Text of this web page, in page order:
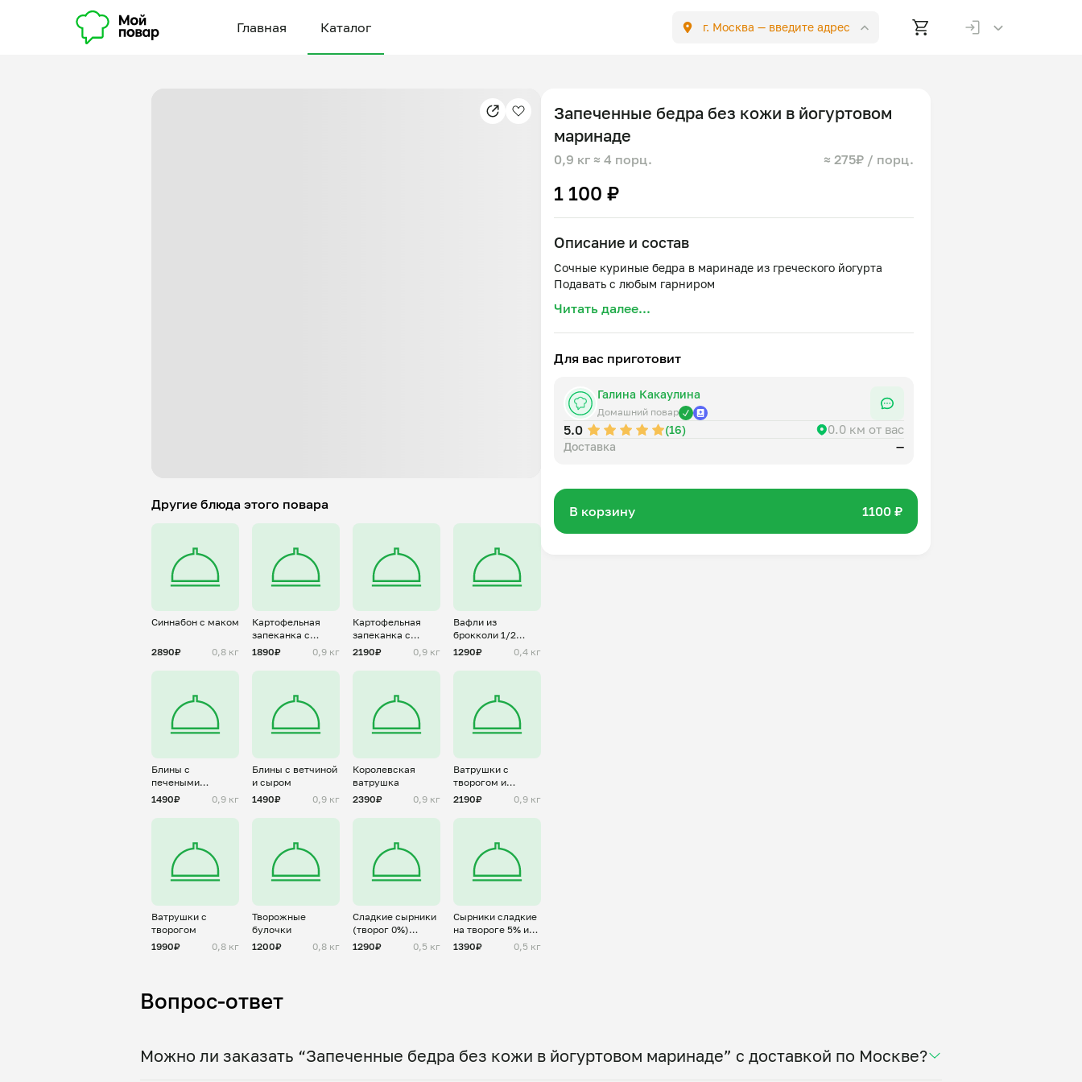
Главная Каталог г. Москва — введите адрес
Другие блюда этого повара
Синнабон с маком
2890₽ 0,8 кг
Картофельная
запеканка с
домашним
1890₽ 0,9 кг
Картофельная
запеканка с
фаршем из
2190₽ 0,9 кг
Вафли из
брокколи 1/2
порции
1290₽ 0,4 кг
Блины с
печеными
яблоками и
1490₽ 0,9 кг
Блины с ветчиной
и сыром
1490₽
0,9 кг
Королевская
ватрушка
2390₽
0,9 кг
Ватрушки с
творогом и
ягодами/
2190₽ 0,9 кг
Ватрушки с
творогом
1990₽
0,8 кг
Творожные
булочки
1200₽
0,8 кг
Сладкие сырники
(творог 0%)
заморозка
1290₽ 0,5 кг
Сырники сладкие
на твороге 5% или
9% жирности
1390₽ 0,5 кг
Запеченные бедра без кожи в йогуртовом
маринаде
0,9 кг ≈ 4 порц. ≈ 275₽ / порц.
1 100 ₽
Описание и состав
Сочные куриные бедра в маринаде из греческого йогурта
Читать далее...
Для вас приготовит
Галина Какаулина
Домашний повар
5.0 (16) 0.0 км от вас
Доставка —
В корзину 1100 ₽
Вопрос-ответ
Можно ли заказать “Запеченные бедра без кожи в йогуртовом маринаде” с доставкой по Москве?